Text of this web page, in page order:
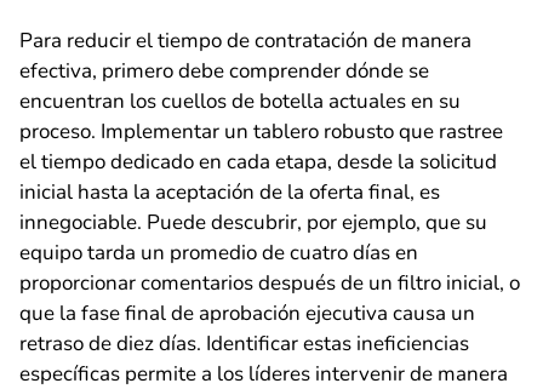
Para reducir el tiempo de contratación de manera
efectiva, primero debe comprender dónde se
encuentran los cuellos de botella actuales en su
proceso. Implementar un tablero robusto que rastree
el tiempo dedicado en cada etapa, desde la solicitud
inicial hasta la aceptación de la oferta final, es
innegociable. Puede descubrir, por ejemplo, que su
equipo tarda un promedio de cuatro días en
proporcionar comentarios después de un filtro inicial, o
que la fase final de aprobación ejecutiva causa un
retraso de diez días. Identificar estas ineficiencias
específicas permite a los líderes intervenir de manera